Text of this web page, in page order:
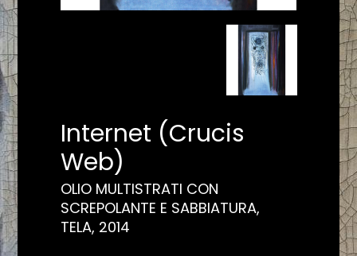
Internet (Crucis
Web)
OLIO MULTISTRATI CON
SCREPOLANTE E SABBIATURA,
TELA, 2014